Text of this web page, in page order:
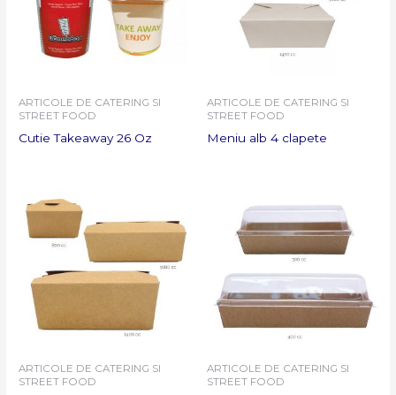
ARTICOLE DE CATERING SI
STREET FOOD
Cutie Takeaway 26 Oz
ARTICOLE DE CATERING SI
STREET FOOD
Meniu alb 4 clapete
ARTICOLE DE CATERING SI
STREET FOOD
ARTICOLE DE CATERING SI
STREET FOOD